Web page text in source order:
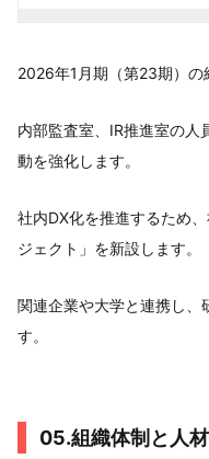
2026年1月期（第23期）の
内部監査室、IR推進室の人
動を強化します。
社内DX化を推進するため
ジェクト」を新設します。
関連企業や大学と連携し、
す。
05.組織体制と人材